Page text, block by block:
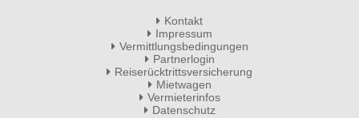
Kontakt
Impressum
Vermittlungsbedingungen
Partnerlogin
Reiserücktrittsversicherung
Mietwagen
Vermieterinfos
Datenschutz